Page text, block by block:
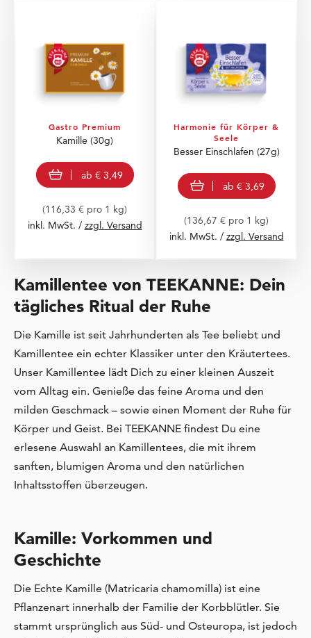
Gastro Premium
Kamille (30g)
view product
ab € 3,49
(116,33 € pro 1 kg)
inkl. MwSt. / zzgl. Versand
Harmonie für Körper &
Seele
Besser Einschlafen (27g)
view product
ab € 3,69
(136,67 € pro 1 kg)
inkl. MwSt. / zzgl. Versand
Kamillentee von TEEKANNE: Dein
tägliches Ritual der Ruhe
Die Kamille ist seit Jahrhunderten als Tee beliebt und
Kamillentee ein echter Klassiker unter den Kräutertees.
Unser Kamillentee lädt Dich zu einer kleinen Auszeit
vom Alltag ein. Genieße das feine Aroma und den
milden Geschmack – sowie einen Moment der Ruhe für
Körper und Geist. Bei TEEKANNE findest Du eine
erlesene Auswahl an Kamillentees, die mit ihrem
sanften, blumigen Aroma und den natürlichen
Inhaltsstoffen überzeugen.
Kamille: Vorkommen und
Geschichte
Die Echte Kamille (Matricaria chamomilla) ist eine
Pflanzenart innerhalb der Familie der Korbblütler. Sie
stammt ursprünglich aus Süd- und Osteuropa, ist jedoch